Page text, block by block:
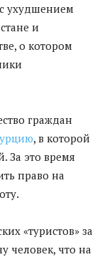
ухудшением
и
о котором
граждан
, в которой
За это время
право на
«туристов» за
человек, что на